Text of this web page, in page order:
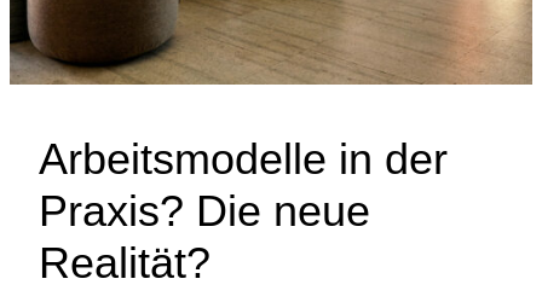
Arbeitsmodelle in der
Praxis? Die neue
Realität?